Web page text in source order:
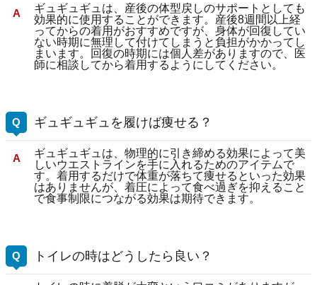
ギュギュギュは、産後の体型戻しのサポートとしても
効果的に使用することができます。産後8週間以上経
ってからの着用がおすすめですが、身体が回復してい
ない時期に無理して付けてしまうと負担がかかってし
まいます。回復の時期には個人差がありますので、医
師に相談してから着用するようにしてください。
ギュギュギュを履けば痩せる？
ギュギュギュは、物理的に引き締める効果によって美
しいウエストラインを手に入れるためのアイテムで
す。着用するだけで体重が落ちて痩せるといった効果
はありませんが、着圧によって食べ過ぎを抑えること
で食事制限につながる効果は期待できます。
トイレの時はどうしたら良い？